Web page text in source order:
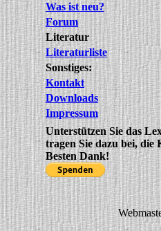
Was ist neu?
Forum
Literatur
Literaturliste
Sonstiges:
Kontakt
Downloads
Impressum
Unterstützen Sie das
tragen Sie dazu bei, die
Besten Dank!